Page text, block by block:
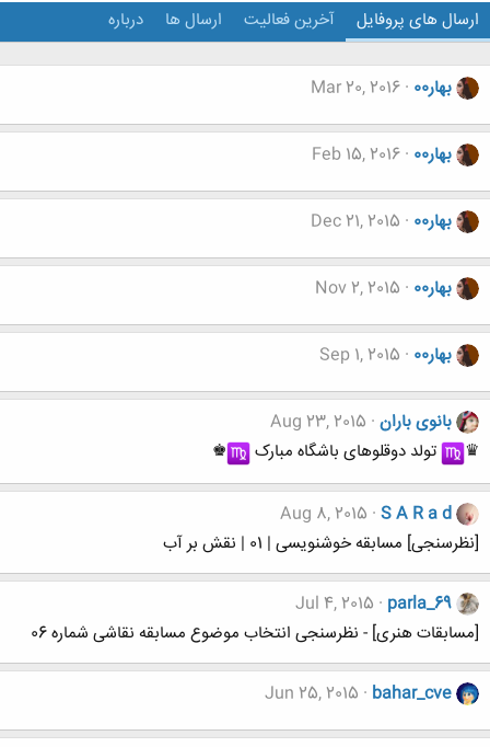
ارسال های پروفایل آخرین فعالیت ارسال ها درباره
بهار00 Mar 20, 2016
بهار00 Feb 15, 2016
بهار00 Dec 21, 2015
بهار00 Nov 2, 2015
بهار00 Sep 1, 2015
بانوی باران Aug 23, 2015
♛
︎ تولد دوقلوهای باشگاه مبارک ︎♚
S A R a d
Aug 8, 2015
[نظرسنجی] مسابقه خوشنویسی | 01 | نقش بر آب
parla_69
Jul 4, 2015
[مسابقات هنری] - نظرسنجی انتخاب موضوع مسابقه نقاشی شماره 06
bahar_cve
Jun 25, 2015